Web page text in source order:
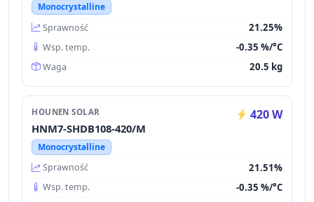
Monocrystalline
Sprawność
21.25%
Wsp. temp. -0.35 %/°C
Waga 20.5 kg
HOUNEN SOLAR 420 W
HNM7-SHDB108-420/M
Monocrystalline
Sprawność
21.51%
Wsp. temp. -0.35 %/°C